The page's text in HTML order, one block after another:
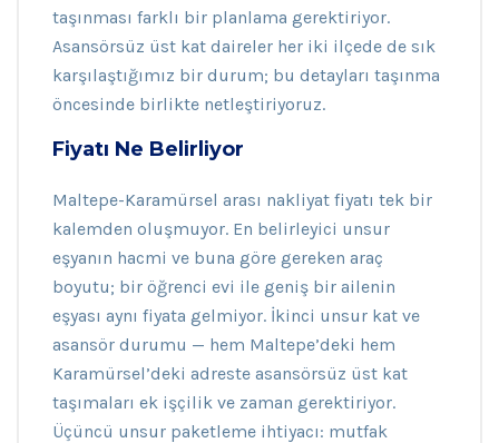
taşınması farklı bir planlama gerektiriyor.
Asansörsüz üst kat daireler her iki ilçede de sık
karşılaştığımız bir durum; bu detayları taşınma
öncesinde birlikte netleştiriyoruz.
Fiyatı Ne Belirliyor
Maltepe-Karamürsel arası nakliyat fiyatı tek bir
kalemden oluşmuyor. En belirleyici unsur
eşyanın hacmi ve buna göre gereken araç
boyutu; bir öğrenci evi ile geniş bir ailenin
eşyası aynı fiyata gelmiyor. İkinci unsur kat ve
asansör durumu — hem Maltepe’deki hem
Karamürsel’deki adreste asansörsüz üst kat
taşımaları ek işçilik ve zaman gerektiriyor.
Üçüncü unsur paketleme ihtiyacı: mutfak